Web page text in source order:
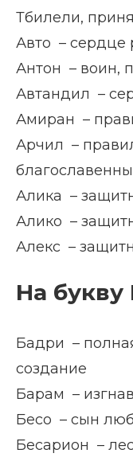
Тбилели,
Авто – сердце
Антон – воин,
Автандил –
Амиран –
Арчил –
Алика –
Алико –
Алекс –
На букву
Бадри –
создание
Барам –
Бесо – сын
Бесарион –